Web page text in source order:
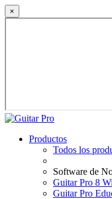
×
Productos
Todos los
Software de
Guitar Pro 8
Guitar Pro